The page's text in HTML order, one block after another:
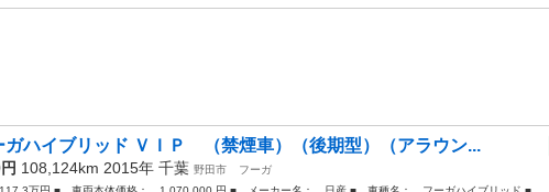
ガハイブリッド ＶＩＰ （禁煙車）（後期型）（アラウン...
108,124km 2015年 千葉 野田市
フーガ